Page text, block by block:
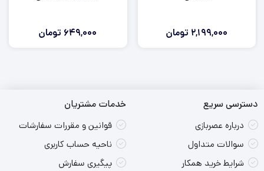
2,199,000 تومان 649,000 تومان
دسترسی سریع
درباره عصربازی
سوالات متداول
شرایط خرید همکار
خدمات مشتریان
قوانین و مقررات سفارشات
ناحیه حساب کاربری
پیگیری سفارش